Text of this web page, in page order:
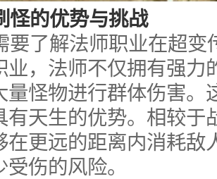
怪的优势与挑战
要了解法师职业在超
业，法师不仅拥有强力
量怪物进行群体伤害。
有天生的优势。相较于
在更远的距离内消耗敌
伤的风险。